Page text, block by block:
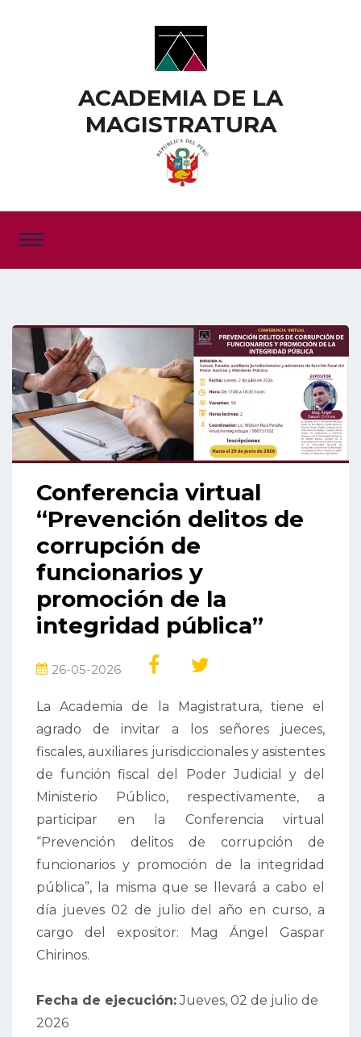
ACADEMIA DE LA
MAGISTRATURA
Conferencia virtual
“Prevención delitos de
corrupción de
funcionarios y
promoción de la
integridad pública”
26-05-2026
La Academia de la Magistratura, tiene el
agrado de invitar a los señores jueces,
fiscales, auxiliares jurisdiccionales y asistentes
de función fiscal del Poder Judicial y del
Ministerio Público, respectivamente, a
participar en la Conferencia virtual
“Prevención delitos de corrupción de
funcionarios y promoción de la integridad
pública”, la misma que se llevará a cabo el
día jueves 02 de julio del año en curso, a
cargo del expositor: Mag Ángel Gaspar
Chirinos.
Fecha de ejecución:Jueves, 02 de julio de
2026